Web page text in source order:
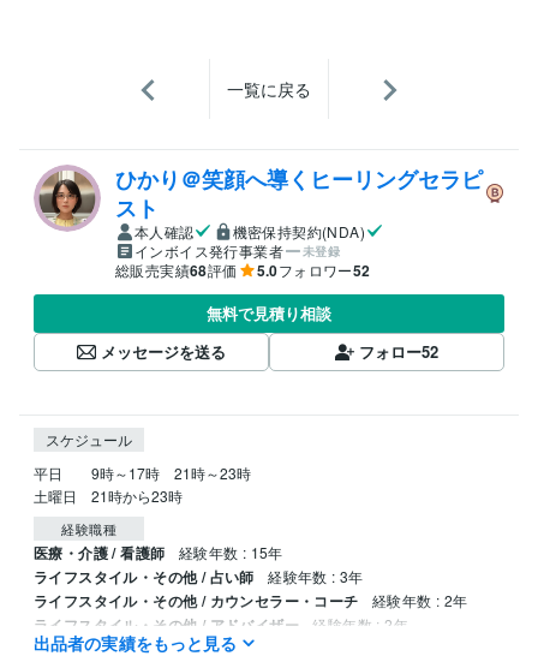
一覧に戻る
ひかり＠笑顔へ導くヒーリングセラピ
スト
本人確認
機密保持契約(NDA)
インボイス発行事業者
未登録
総販売実績68評価 5.0フォロワー52
無料で見積り相談
メッセージを送る
フォロー52
スケジュール
平日　　9時～17時　21時～23時
土曜日　21時から23時
経験職種
医療・介護 / 看護師 経験年数 : 15年
ライフスタイル・その他 / 占い師 経験年数 : 3年
ライフスタイル・その他 / カウンセラー・コーチ 経験年数 : 2年
ライフスタイル・その他 / アドバイザー 経験年数 : 2年
出品者の実績をもっと見る